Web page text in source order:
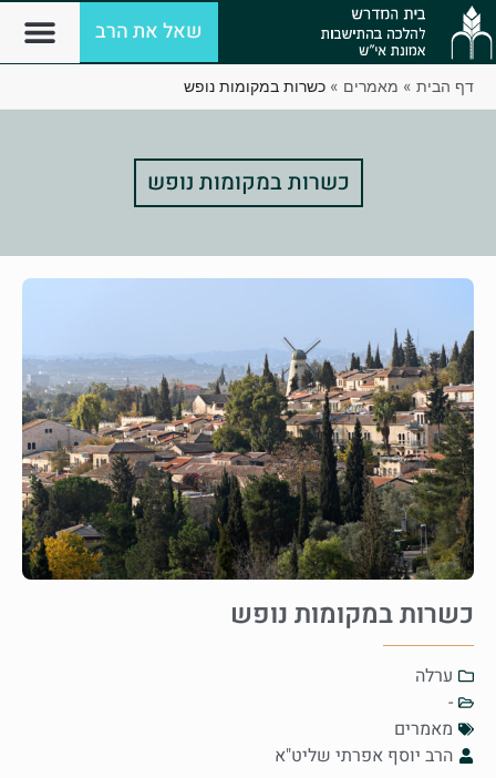
שאל את הרב
דף הבית » מאמרים » כשרות במקומות נופש
כשרות במקומות נופש
כשרות במקומות נופש
ערלה
-
מאמרים
הרב יוסף אפרתי שליט"א